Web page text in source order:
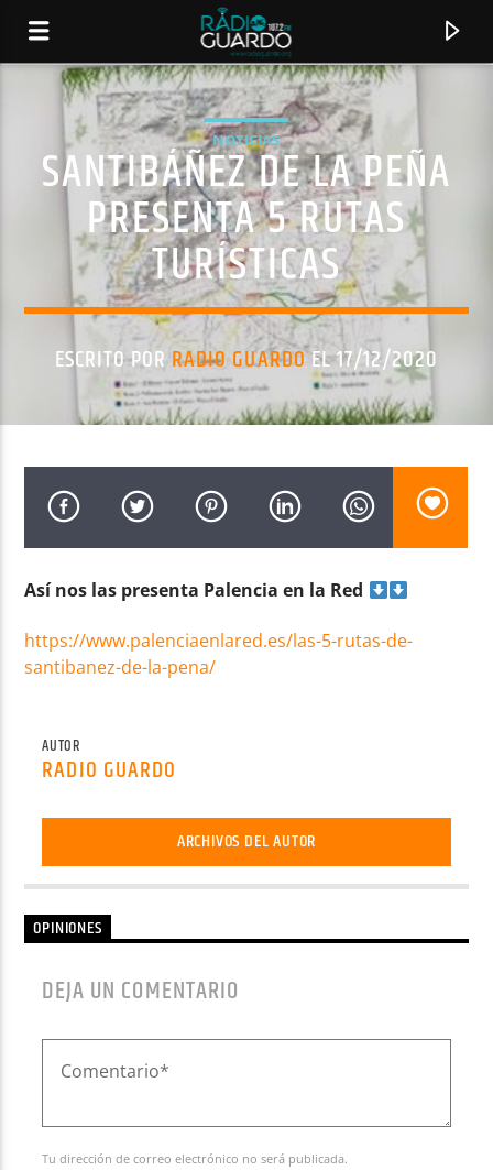
CANCIÓN ACTUAL
ARTISTA
Radio AMGu
NOTICIAS
SANTIBÁÑEZ DE LA PEÑA
PRESENTA 5 RUTAS
TURÍSTICAS
ESCRITO POR RADIO GUARDOEL 17/12/2020
Así nos las presenta Palencia en la Red
https://www.palenciaenlared.es/las-5-rutas-de-
santibanez-de-la-pena/
AUTOR
RADIO GUARDO
ARCHIVOS DEL AUTOR
OPINIONES
DEJA UN COMENTARIO
Tu dirección de correo electrónico no será publicada.